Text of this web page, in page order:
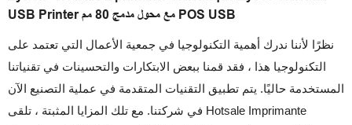
USB Printer مع محول مدمج 80 مم POS USB
نظرًا لأننا ندرك أهمية التكنولوجيا في جمعية الأعمال التي تعتمد على
التكنولوجيا هذا ، فقد قمنا ببعض الابتكارات والتحسينات في تقنياتنا
المستخدمة حاليًا. يتم تطبيق التقنيات المتقدمة في عملية التصنيع الآن
في شركتنا. مع تلك المزايا المثبتة ، تلقى Hotsale Imprimante